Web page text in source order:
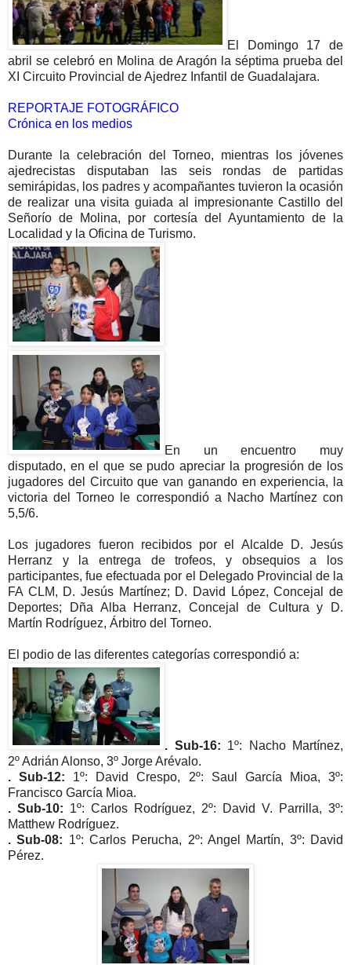
El Domingo 17 de
abril se celebró en Molina de Aragón la séptima prueba del
XI Circuito Provincial de Ajedrez Infantil de Guadalajara.
REPORTAJE FOTOGRÁFICO
Crónica en los medios
Durante la celebración del Torneo, mientras los jóvenes
ajedrecistas disputaban las seis rondas de partidas
semirápidas, los padres y acompañantes tuvieron la ocasión
de realizar una visita guiada al impresionante Castillo del
Señorío de Molina, por cortesía del Ayuntamiento de la
Localidad y la Oficina de Turismo.
En un encuentro muy
disputado, en el que se pudo apreciar la progresión de los
jugadores del Circuito que van ganando en experiencia, la
victoria del Torneo le correspondió a Nacho Martínez con
5,5/6.
Los jugadores fueron recibidos por el Alcalde D. Jesús
Herranz y la entrega de trofeos, y obsequios a los
participantes, fue efectuada por el Delegado Provincial de la
FA CLM, D. Jesús Martínez; D. David López, Concejal de
Deportes; Dña Alba Herranz, Concejal de Cultura y D.
Martín Rodríguez, Árbitro del Torneo.
El podio de las diferentes categorías correspondió a:
. Sub-16: 1º: Nacho Martínez,
2º Adrián Alonso, 3º Jorge Arévalo.
. Sub-12:
1º: David Crespo, 2º: Saul García Mioa, 3º:
Francisco García Mioa.
. Sub-10: 1º: Carlos Rodríguez, 2º: David V. Parrilla, 3º:
Matthew Rodríguez.
. Sub-08: 1º: Carlos Perucha, 2º: Angel Martín, 3º: David
Pérez.